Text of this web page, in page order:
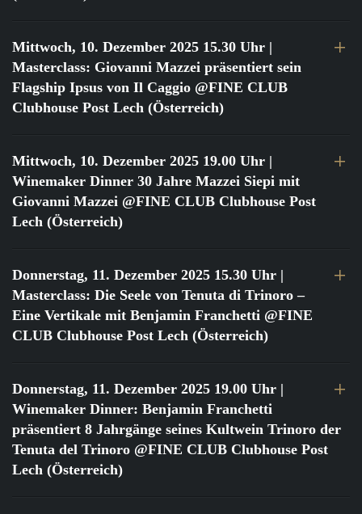
Mittwoch, 10. Dezember 2025 15.30 Uhr |
Masterclass: Giovanni Mazzei präsentiert sein
Flagship Ipsus von Il Caggio @FINE CLUB
Clubhouse Post Lech (Österreich)
Mittwoch, 10. Dezember 2025 19.00 Uhr |
Winemaker Dinner 30 Jahre Mazzei Siepi mit
Giovanni Mazzei @FINE CLUB Clubhouse Post
Lech (Österreich)
Donnerstag, 11. Dezember 2025 15.30 Uhr |
Masterclass: Die Seele von Tenuta di Trinoro –
Eine Vertikale mit Benjamin Franchetti @FINE
CLUB Clubhouse Post Lech (Österreich)
Donnerstag, 11. Dezember 2025 19.00 Uhr |
Winemaker Dinner: Benjamin Franchetti
präsentiert 8 Jahrgänge seines Kultwein Trinoro der
Tenuta del Trinoro @FINE CLUB Clubhouse Post
Lech (Österreich)